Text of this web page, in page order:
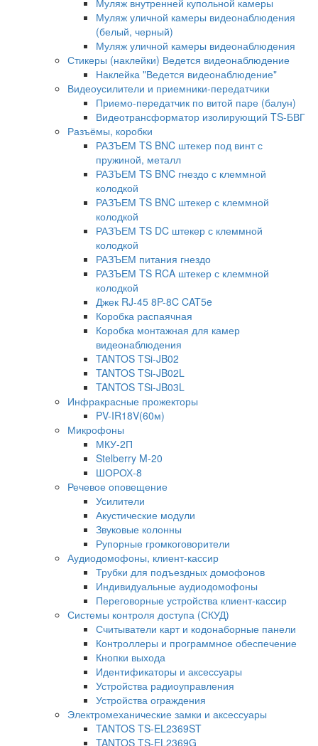
Муляж уличной камеры видеонаблюдения
(белый, черный)
Муляж уличной камеры видеонаблюдения
Стикеры (наклейки) Ведется видеонаблюдение
Наклейка "Ведется видеонаблюдение"
Видеоусилители и приемники-передатчики
Приемо-передатчик по витой паре (балун)
Видеотрансформатор изолирующий TS-БВГ
Разъёмы, коробки
РАЗЪЕМ TS BNC штекер под винт с
пружиной, металл
РАЗЪЕМ TS BNC гнездо с клеммной
колодкой
РАЗЪЕМ TS BNC штекер с клеммной
колодкой
РАЗЪЕМ TS DC штекер с клеммной
колодкой
РАЗЪЕМ питания гнездо
РАЗЪЕМ TS RCA штекер с клеммной
колодкой
Джек RJ-45 8P-8C CAT5e
Коробка распаячная
Коробка монтажная для камер
видеонаблюдения
TANTOS TSi-JB02
TANTOS TSi-JB02L
TANTOS TSi-JB03L
Инфракрасные прожекторы
PV-IR18V(60м)
Микрофоны
МКУ-2П
Stelberry M-20
ШОРОХ-8
Речевое оповещение
Усилители
Акустические модули
Звуковые колонны
Рупорные громкоговорители
Аудиодомофоны, клиент-кассир
Трубки для подъездных домофонов
Индивидуальные аудиодомофоны
Переговорные устройства клиент-кассир
Системы контроля доступа (СКУД)
Считыватели карт и кодонаборные панели
Контроллеры и программное обеспечение
Кнопки выхода
Идентификаторы и аксессуары
Устройства радиоуправления
Устройства ограждения
Электромеханические замки и аксессуары
TANTOS TS-EL2369ST
TANTOS TS-EL2369G